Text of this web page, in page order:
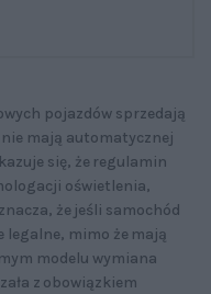
pojazdów sprzedają
mają automatycznej
się, że regulamin
oświetlenia,
że jeśli samochód
legalne, mimo że mają
modelu wymiana
z obowiązkiem